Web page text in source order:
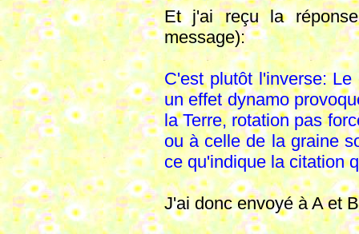
Et j'ai reçu la
message):
C'est plutôt l'inverse:
un effet dynamo
la Terre, rotation pas
ou à celle de la graine
ce qu'indique la citation
J'ai donc envoyé à A et